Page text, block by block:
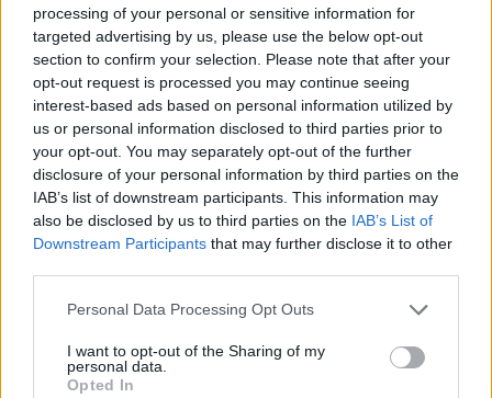
processing of your personal or sensitive information for
targeted advertising by us, please use the below opt-out
section to confirm your selection. Please note that after your
opt-out request is processed you may continue seeing
interest-based ads based on personal information utilized by
us or personal information disclosed to third parties prior to
your opt-out. You may separately opt-out of the further
disclosure of your personal information by third parties on the
IAB’s list of downstream participants. This information may
also be disclosed by us to third parties on the IAB’s List of
Downstream Participants that may further disclose it to other
Personal Data Processing Opt Outs
I want to opt-out of the Sharing of my
personal data.
Opted In
εξαιρετική τροφή για την αποκατάσταση των
μυών. Η κατανάλωση πρωτεΐνης μετά την
προπόνηση δίνει στο σώμα σας τα αμινοξέα που
χρειάζεται για να επισκευάσει και να αναδώσει τον
μυϊκό ιστό.
Σπανάκι
Όσον αφορά τα τρόφιμα πλούσια σε θρεπτικά
συστατικά, το σπανάκι είναι δύσκολο να νικηθεί!
Περιέχοντας βιταμίνη Α, βιταμίνη C, βιταμίνη Κ1,
σίδηρο, ασβέστιο, κάλιο και μαγνήσιο, το σπανάκι
Όταν ασκείστε και ιδρώνετε πολύ, πρέπει να